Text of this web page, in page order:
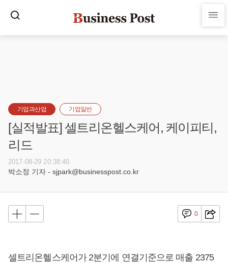
기업과산업 기업일반
[실적발표] 셀트리온헬스케어, 케이피티,
리드
2017-08-29 20:38:40
박소정 기자 - sjpark@businesspost.co.kr
0
셀트리온헬스케어가 2분기에 연결기준으로 매출 2375